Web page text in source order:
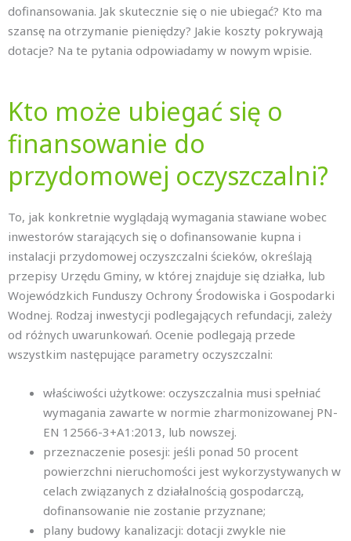
dofinansowania. Jak skutecznie się o nie ubiegać? Kto ma
szansę na otrzymanie pieniędzy? Jakie koszty pokrywają
dotacje? Na te pytania odpowiadamy w nowym wpisie.
Kto może ubiegać się o
finansowanie do
przydomowej oczyszczalni?
To, jak konkretnie wyglądają wymagania stawiane wobec
inwestorów starających się o dofinansowanie kupna i
instalacji przydomowej oczyszczalni ścieków, określają
przepisy Urzędu Gminy, w której znajduje się działka, lub
Wojewódzkich Funduszy Ochrony Środowiska i Gospodarki
Wodnej. Rodzaj inwestycji podlegających refundacji, zależy
od różnych uwarunkowań. Ocenie podlegają przede
wszystkim następujące parametry oczyszczalni:
właściwości użytkowe: oczyszczalnia musi spełniać
wymagania zawarte w normie zharmonizowanej PN-
EN 12566-3+A1:2013, lub nowszej.
przeznaczenie posesji: jeśli ponad 50 procent
powierzchni nieruchomości jest wykorzystywanych w
celach związanych z działalnością gospodarczą,
dofinansowanie nie zostanie przyznane;
plany budowy kanalizacji: dotacji zwykle nie